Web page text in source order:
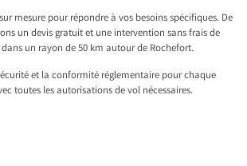
mesure pour répondre à vos besoins spécifiques. De
un devis gratuit et une intervention sans frais de
un rayon de 50 km autour de Rochefort.
et la conformité réglementaire pour chaque
toutes les autorisations de vol nécessaires.